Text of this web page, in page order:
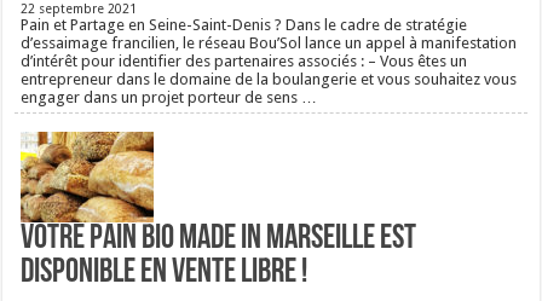
22 septembre 2021
Pain et Partage en Seine-Saint-Denis ? Dans le cadre de stratégie
d’essaimage francilien, le réseau Bou’Sol lance un appel à manifestation
d’intérêt pour identifier des partenaires associés : – Vous êtes un
entrepreneur dans le domaine de la boulangerie et vous souhaitez vous
engager dans un projet porteur de sens …
Votre pain bio Made in Marseille est
disponible en vente libre !